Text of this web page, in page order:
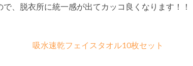
、脱衣所に統一感が出てカッコ良くなります！！
吸水速乾フェイスタオル10枚セット